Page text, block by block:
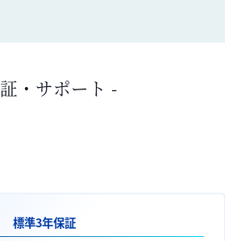
・サポート -
標準3年保証